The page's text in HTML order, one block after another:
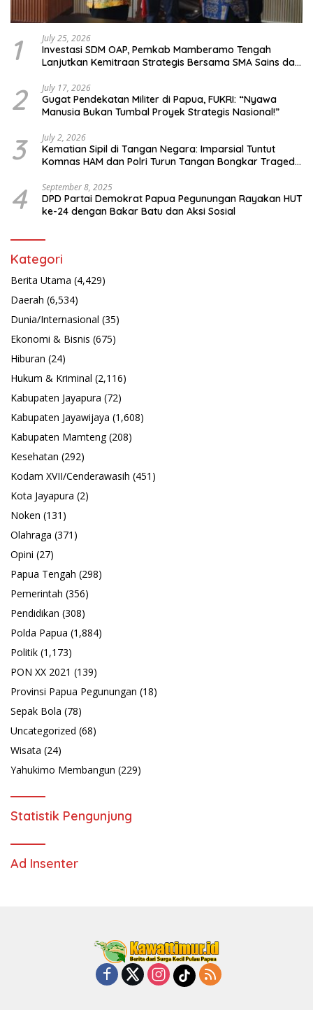
1 July 25, 2026
Investasi SDM OAP, Pemkab Mamberamo Tengah
Lanjutkan Kemitraan Strategis Bersama SMA Sains dan
2 July 17, 2026
Gugat Pendekatan Militer di Papua, FUKRI: “Nyawa
Manusia Bukan Tumbal Proyek Strategis Nasional!”
3 July 2, 2026
Kematian Sipil di Tangan Negara: Imparsial Tuntut
Komnas HAM dan Polri Turun Tangan Bongkar Tragedi
4 September 8, 2025
DPD Partai Demokrat Papua Pegunungan Rayakan HUT
ke-24 dengan Bakar Batu dan Aksi Sosial
Kategori
Berita Utama (4,429)
Daerah (6,534)
Dunia/Internasional (35)
Ekonomi & Bisnis (675)
Hiburan (24)
Hukum & Kriminal (2,116)
Kabupaten Jayapura (72)
Kabupaten Jayawijaya (1,608)
Kabupaten Mamteng(208)
Kesehatan (292)
Kodam XVII/Cenderawasih (451)
Kota Jayapura (2)
Noken (131)
Olahraga (371)
Opini (27)
Papua Tengah (298)
Pemerintah (356)
Pendidikan (308)
Polda Papua (1,884)
Politik (1,173)
PON XX 2021 (139)
Provinsi Papua Pegunungan (18)
Sepak Bola (78)
Uncategorized (68)
Wisata (24)
Yahukimo Membangun (229)
Statistik Pengunjung
Ad Insenter